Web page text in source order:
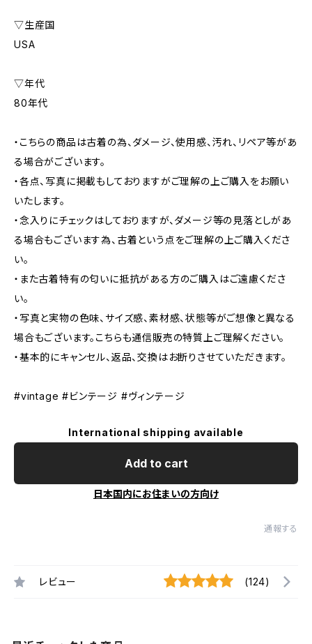
▽生産国
USA
▽年代
80年代
・こちらの商品は古着の為、ダメージ、使用感、汚れ、リペア等があ
る場合がございます。
・各点、写真に掲載もしておりますがご理解の上ご購入をお願い
いたします。
・念入りにチェックはしておりますが、ダメージ等の見落としがあ
る場合もございます為、古着という点をご理解の上ご購入くださ
い。
・また古着特有の匂いに抵抗がある方のご購入はご遠慮くださ
い。
・写真と実物の色味、サイズ感、素材感、状態等がご想像と異なる
場合もございます。こちらも通信販売の特質上ご理解ください。
・基本的にキャンセル、返品、交換はお断りさせていただきます。
#vintage #ビンテージ #ヴィンテージ
International shipping available
Add to cart
日本国内にお住まいの方向け
通報する
レビュー (124)